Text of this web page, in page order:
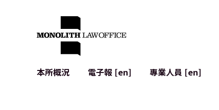
本所概況
電子報 [en] 專業人員 [en]